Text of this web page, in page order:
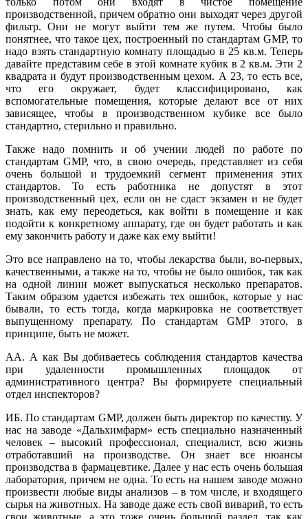
производственной, причем обратно они выходят через другой
фильтр. Они не могут выйти тем же путем. Чтобы было
понятнее, что такое цех, построенный по стандартам GMP, то
надо взять стандартную комнату площадью в 25 кв.м. Теперь
давайте представим себе в этой комнате кубик в 2 кв.м. Эти 2
квадрата и будут производственным цехом. А 23, то есть все,
что его окружает, будет классифицировано, как
вспомогательные помещения, которые делают все от них
зависящее, чтобы в производственном кубике все было
стандартно, стерильно и правильно.
Также надо помнить и об учении людей по работе по
стандартам GMP, что, в свою очередь, представляет из себя
очень большой и трудоемкий сегмент применения этих
стандартов. То есть работника не допустят в этот
производственный цех, если он не сдаст экзамен и не будет
знать, как ему переодеться, как войти в помещение и как
подойти к конкретному аппарату, где он будет работать и как
ему закончить работу и даже как ему выйти!
Это все направлено на то, чтобы лекарства были, во-первых,
качественными, а также на то, чтобы не было ошибок, так как
на одной линии может выпускаться несколько препаратов.
Таким образом удается избежать тех ошибок, которые у нас
бывали, то есть тогда, когда маркировка не соответствует
выпущенному препарату. По стандартам GMP этого, в
принципе, быть не может.
АА. А как Вы добиваетесь соблюдения стандартов качества
при удаленности промышленных площадок от
административного центра? Вы формируете специальный
отдел инспекторов?
ИБ. По стандартам GMP, должен быть директор по качеству. У
нас на заводе «Дальхимфарм» есть специально назначенный
человек – высокий профессионал, специалист, всю жизнь
отработавший на производстве. Он знает все нюансы
производства в фармацевтике. Далее у нас есть очень большая
лаборатория, причем не одна. То есть на нашем заводе можно
произвести любые виды анализов – в том числе, и входящего
сырья на животных. На заводе даже есть свой виварий, то есть
свои животные, а это тоже очень большой раздел, так как